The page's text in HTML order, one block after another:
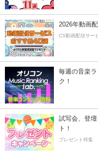
2026年動画
CS動画配信サー
毎週の音楽
ク！
試写会、登
ト！
プレゼント特集